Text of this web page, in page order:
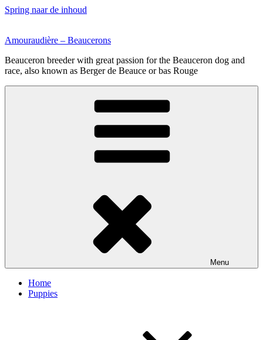
Spring naar de inhoud
Amouraudière – Beaucerons
Beauceron breeder with great passion for the Beauceron dog and
race, also known as Berger de Beauce or bas Rouge
Menu
Home
Puppies